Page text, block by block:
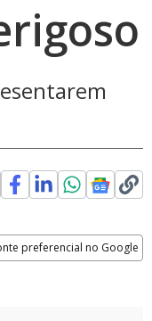
preferencial no Google